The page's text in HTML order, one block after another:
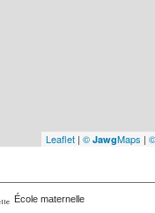
Leaflet | © JawgMaps |
École maternelle